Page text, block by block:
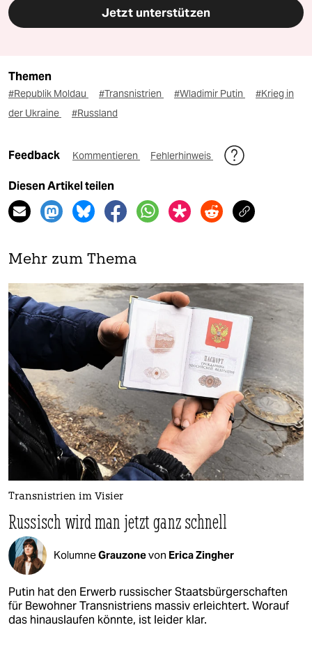
Jetzt unterstützen
Themen
#Republik Moldau #Transnistrien #Wladimir Putin
#Krieg in
der Ukraine
#Russland
Feedback Kommentieren Fehlerhinweis
Diesen Artikel teilen
Mehr zum Thema
Transnistrien im Visier
Russisch wird man jetzt ganz schnell
KolumneGrauzonevon Erica Zingher
Putin hat den Erwerb russischer Staatsbürgerschaften
für Bewohner Transnistriens massiv erleichtert. Worauf
das hinauslaufen könnte, ist leider klar.